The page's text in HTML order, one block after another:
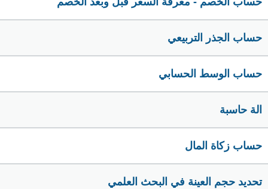
حساب الجذر التربيعي
حساب الوسط الحسابي
الة حاسبة
حساب زكاة المال
تحديد حجم العينة في البحث العلمي